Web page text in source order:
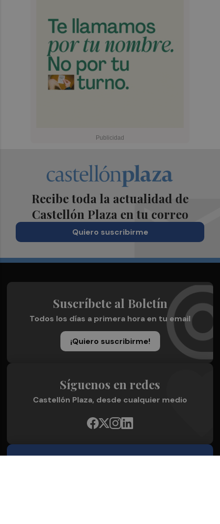
Recibe toda la actualidad de
Castellón Plaza en tu correo
Quiero suscribirme
Suscríbete al Boletín
Todos los días a primera hora en tu email
¡Quiero suscribirme!
Síguenos en redes
Castellón Plaza, desde cualquier medio